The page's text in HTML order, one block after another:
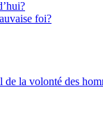
foi?
de la volonté des